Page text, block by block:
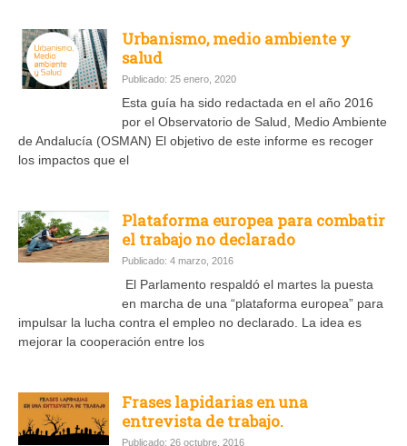
Urbanismo, medio ambiente y
salud
Publicado: 25 enero, 2020
Esta guía ha sido redactada en el año 2016
por el Observatorio de Salud, Medio Ambiente
de Andalucía (OSMAN) El objetivo de este informe es recoger
los impactos que el
Plataforma europea para combatir
el trabajo no declarado
Publicado: 4 marzo, 2016
El Parlamento respaldó el martes la puesta
en marcha de una “plataforma europea” para
impulsar la lucha contra el empleo no declarado. La idea es
mejorar la cooperación entre los
Frases lapidarias en una
entrevista de trabajo.
Publicado: 26 octubre, 2016